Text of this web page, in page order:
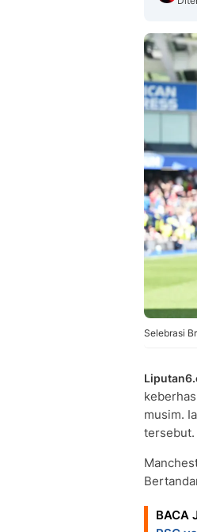
Selebrasi
musim.
tersebut.
BACA